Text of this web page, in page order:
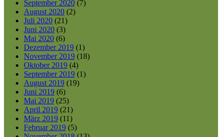
September 2020 (7)
August 2020 (2)
Juli 2020 (21)
Juni 2020 (3)
Mai 2020 (6)
Dezember 2019 (1)
November 2019 (18)
Oktober 2019 (4)
September 2019 (1)
August 2019 (19)
Juni 2019 (6)
Mai 2019 (25)
April 2019 (21)
März 2019 (11)
Februar 2019 (5)